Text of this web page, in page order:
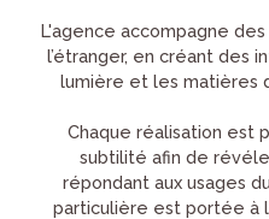
L'agence accompagne
l’étranger, en créant des
lumière et les matières
Chaque réalisation est
subtilité afin de
répondant aux usages
particulière est portée à